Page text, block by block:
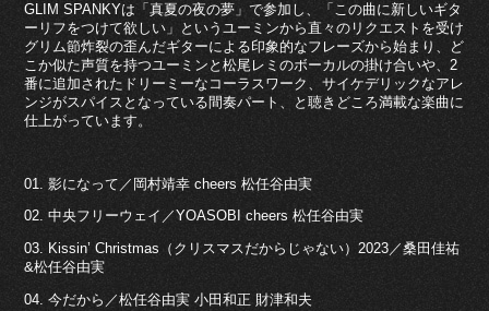
GLIM SPANKYは「真夏の夜の夢」で参加し、「この曲に新しいギタ
ーリフをつけて欲しい」というユーミンから直々のリクエストを受け
グリム節炸裂の歪んだギターによる印象的なフレーズから始まり、ど
こか似た声質を持つユーミンと松尾レミのボーカルの掛け合いや、2
番に追加されたドリーミーなコーラスワーク、サイケデリックなアレ
ンジがスパイスとなっている間奏パート、と聴きどころ満載な楽曲に
仕上がっています。
01. 影になって／岡村靖幸 cheers 松任谷由実
02. 中央フリーウェイ／YOASOBI cheers 松任谷由実
03. Kissin’ Christmas（クリスマスだからじゃない）2023／桑田佳祐
&松任谷由実
04. 今だから／松任谷由実 小田和正 財津和夫